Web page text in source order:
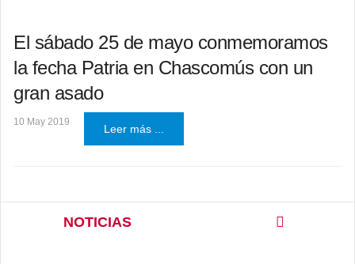
El sábado 25 de mayo conmemoramos
la fecha Patria en Chascomús con un
gran asado
10 May 2019
Leer más ...
NOTICIAS